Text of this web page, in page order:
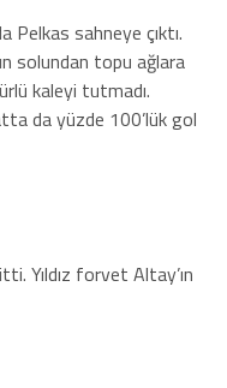
Pelkas sahneye çıktı.
solundan topu ağlara
kaleyi tutmadı.
da yüzde 100’lük gol
Yıldız forvet Altay’ın